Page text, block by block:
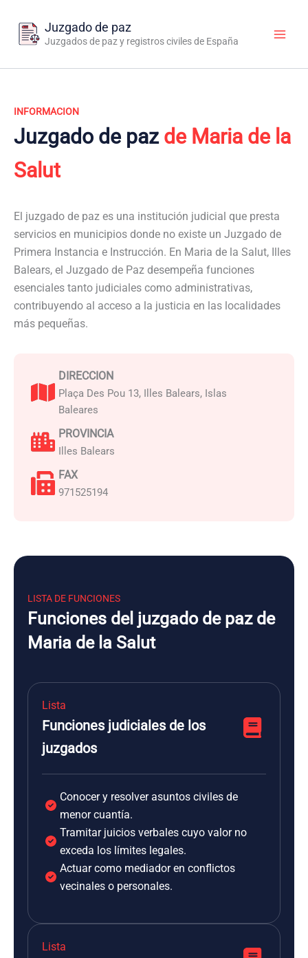
contenido
Juzgado de paz
Juzgados de paz y registros civiles de España
INFORMACION
Juzgado de paz de Maria de la
Salut
El juzgado de paz es una institución judicial que presta
servicios en municipios donde no existe un Juzgado de
Primera Instancia e Instrucción. En Maria de la Salut, Illes
Balears, el Juzgado de Paz desempeña funciones
esenciales tanto judiciales como administrativas,
contribuyendo al acceso a la justicia en las localidades
más pequeñas.
DIRECCION
Plaça Des Pou 13, Illes Balears, Islas
Baleares
PROVINCIA
Illes Balears
FAX
971525194
LISTA DE FUNCIONES
Funciones del juzgado de paz de
Maria de la Salut
Lista
Funciones judiciales de los
juzgados
Conocer y resolver asuntos civiles de
menor cuantía.
Tramitar juicios verbales cuyo valor no
exceda los límites legales.
Actuar como mediador en conflictos
vecinales o personales.
Lista